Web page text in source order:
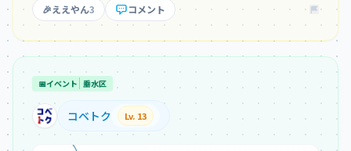
🎉ええやん3 コメント
📅イベント 垂水区
コベトク Lv. 13